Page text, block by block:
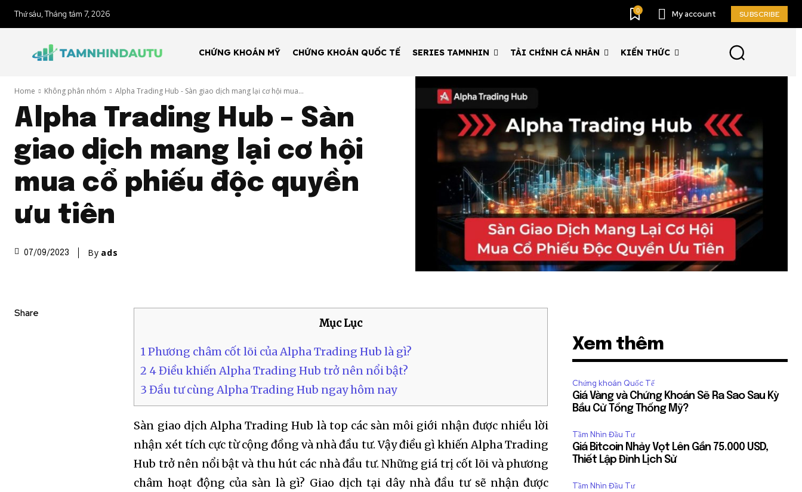
Thứ sáu, Tháng tám 7, 2026 0 My account SUBSCRIBE
CHỨNG KHOÁN MỸ CHỨNG KHOÁN QUỐC TẾ SERIES TAMNHIN TÀI CHÍNH CÁ NHÂN KIẾN THỨC
Home Không phân nhóm Alpha Trading Hub - Sàn giao dịch mang lại cơ hội mua...
Alpha Trading Hub – Sàn
giao dịch mang lại cơ hội
mua cổ phiếu độc quyền
ưu tiên
07/09/2023 By ads
Share
Mục Lục
1Phương châm cốt lõi của Alpha Trading Hub là gì?
2 4 Điều khiến Alpha Trading Hub trở nên nổi bật?
3 Đầu tư cùng Alpha Trading Hub ngay hôm nay
Sàn giao dịch Alpha Trading Hub là top các sàn môi giới nhận được nhiều lời
nhận xét tích cực từ cộng đồng và nhà đầu tư. Vậy điều gì khiến Alpha Trading
Hub trở nên nổi bật và thu hút các nhà đầu tư. Những giá trị cốt lõi và phương
châm hoạt động của sàn là gì? Giao dịch tại dây nhà đầu tư sẽ nhận được
Xem thêm
Chứng khoán Quốc Tế
Giá Vàng và Chứng Khoán Sẽ Ra Sao Sau Kỳ
Bầu Cử Tổng Thống Mỹ?
Tầm Nhìn Đầu Tư
Giá Bitcoin Nhảy Vọt Lên Gần 75.000 USD,
Thiết Lập Đỉnh Lịch Sử
Tầm Nhìn Đầu Tư